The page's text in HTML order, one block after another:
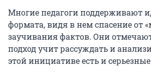
Многие педагоги поддерживают
формата, видя в нем спасение от
заучивания фактов. Они
подход учит рассуждать и
этой инициативе есть и